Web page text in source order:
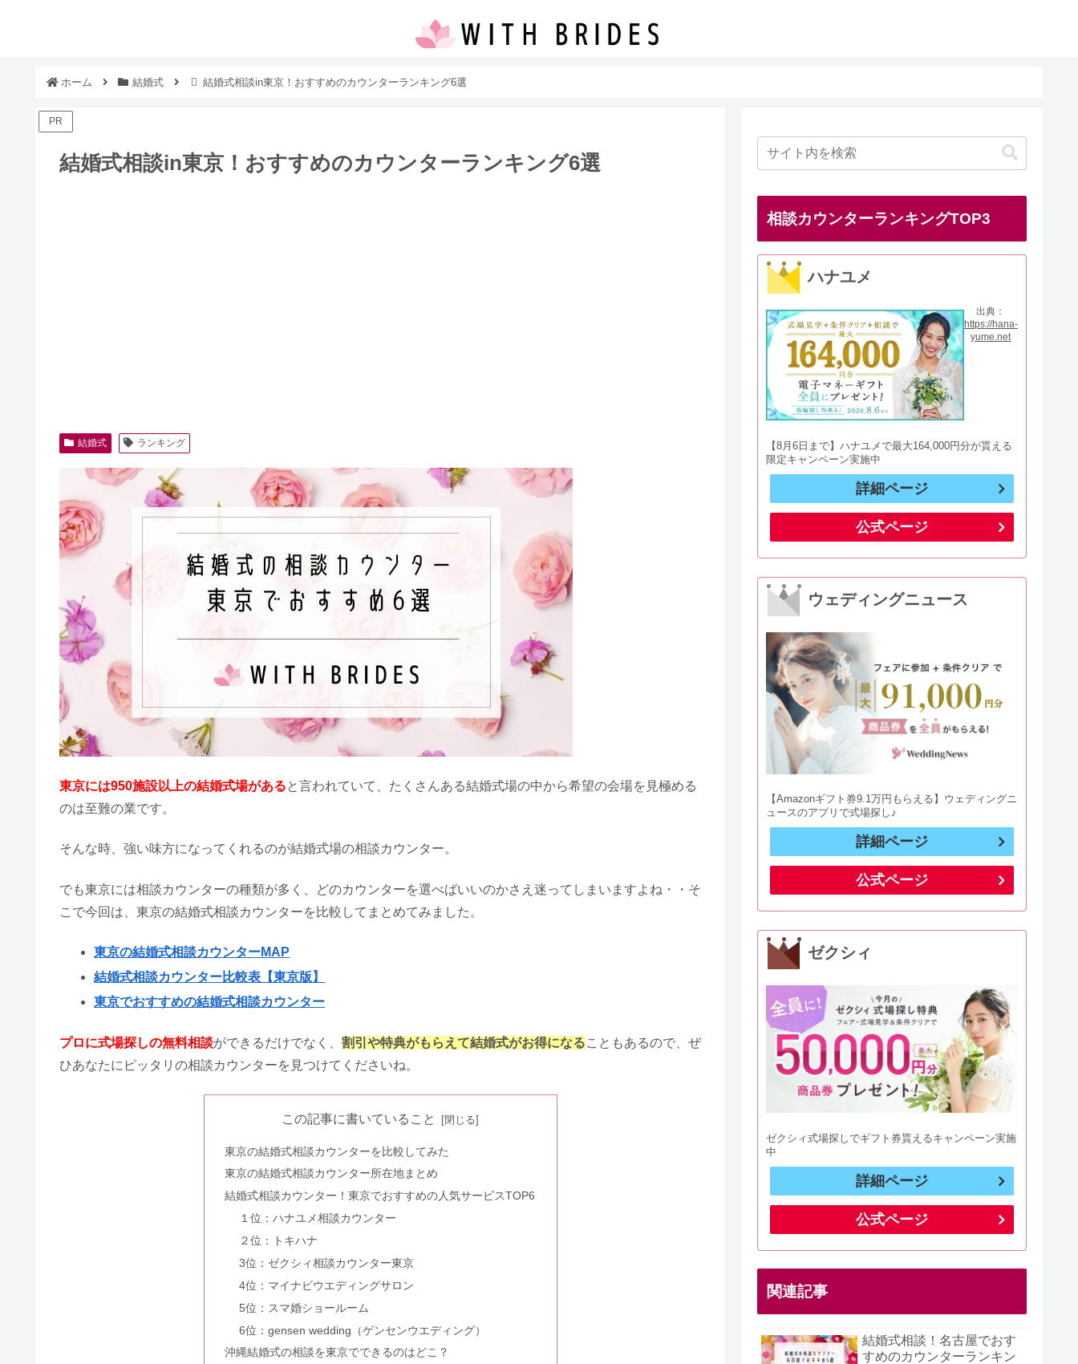
ホーム 結婚式 結婚式相談in東京！おすすめのカウンターランキング6選
PR
結婚式相談in東京！おすすめのカウンターランキング6選
結婚式 ランキング
東京には950施設以上の結婚式場があると言われていて、たくさんある結婚式場の中から希望の会場を見極める
のは至難の業です。
そんな時、強い味方になってくれるのが結婚式場の相談カウンター。
でも東京には相談カウンターの種類が多く、どのカウンターを選べばいいのかさえ迷ってしまいますよね・・そ
こで今回は、東京の結婚式相談カウンターを比較してまとめてみました。
東京の結婚式相談カウンターMAP
結婚式相談カウンター比較表【東京版】
東京でおすすめの結婚式相談カウンター
プロに式場探しの無料相談ができるだけでなく、 割引や特典がもらえて結婚式がお得になることもあるので、ぜ
ひあなたにピッタリの相談カウンターを見つけてくださいね。
この記事に書いていること
東京の結婚式相談カウンターを比較してみた
東京の結婚式相談カウンター所在地まとめ
結婚式相談カウンター！東京でおすすめの人気サービスTOP6
１位：ハナユメ相談カウンター
２位：トキハナ
3位：ゼクシィ相談カウンター東京
4位：マイナビウエディングサロン
5位：スマ婚ショールーム
6位：gensen wedding（ゲンセンウエディング）
沖縄結婚式の相談を東京でできるのはどこ？
相談カウンターランキングTOP3
ハナユメ
出典：
https://hana-
yume.net
【8月6日まで】ハナユメで最大164,000円分が貰える
限定キャンペーン実施中
詳細ページ
公式ページ
ウェディングニュース
【Amazonギフト券9.1万円もらえる】ウェディングニ
ュースのアプリで式場探し♪
詳細ページ
公式ページ
ゼクシィ
ゼクシィ式場探しでギフト券貰えるキャンペーン実施
中
詳細ページ
公式ページ
関連記事
結婚式相談！名古屋でおす
すめのカウンターランキン